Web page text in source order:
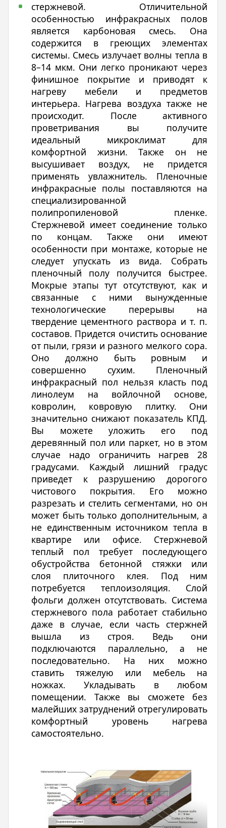
стержневой. Отличительной
особенностью инфракрасных полов
является карбоновая смесь. Она
содержится в греющих элементах
системы. Смесь излучает волны тепла в
8–14 мкм. Они легко проникают через
финишное покрытие и приводят к
нагреву мебели и предметов
интерьера. Нагрева воздуха также не
происходит. После активного
проветривания вы получите
идеальный микроклимат для
комфортной жизни. Также он не
высушивает воздух, не придется
применять увлажнитель. Пленочные
инфракрасные полы поставляются на
специализированной
полипропиленовой пленке.
Стержневой имеет соединение только
по концам. Также они имеют
особенности при монтаже, которые не
следует упускать из вида. Собрать
пленочный полу получится быстрее.
Мокрые этапы тут отсутствуют, как и
связанные с ними вынужденные
технологические перерывы на
твердение цементного раствора и т. п.
составов. Придется очистить основание
от пыли, грязи и разного мелкого сора.
Оно должно быть ровным и
совершенно сухим. Пленочный
инфракрасный пол нельзя класть под
линолеум на войлочной основе,
ковролин, ковровую плитку. Они
значительно снижают показатель КПД.
Вы можете уложить его под
деревянный пол или паркет, но в этом
случае надо ограничить нагрев 28
градусами. Каждый лишний градус
приведет к разрушению дорогого
чистового покрытия. Его можно
разрезать и стелить сегментами, но он
может быть только дополнительным, а
не единственным источником тепла в
квартире или офисе. Стержневой
теплый пол требует последующего
обустройства бетонной стяжки или
слоя плиточного клея. Под ним
потребуется теплоизоляция. Слой
фольги должен отсутствовать. Система
стержневого пола работает стабильно
даже в случае, если часть стержней
вышла из строя. Ведь они
подключаются параллельно, а не
последовательно. На них можно
ставить тяжелую или мебель на
ножках. Укладывать в любом
помещении. Также вы сможете без
малейших затруднений отрегулировать
комфортный уровень нагрева
самостоятельно.